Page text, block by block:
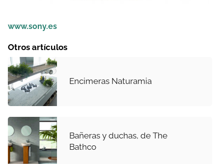
www.sony.es
Otros artículos
Encimeras Naturamia
Bañeras y duchas, de The
Bathco